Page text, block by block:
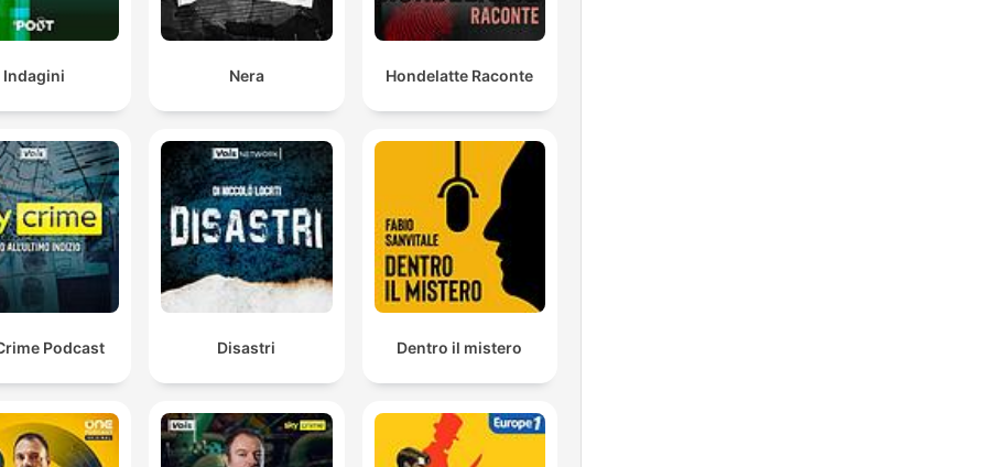
Indagini Nera Hondelatte Raconte
Podcast Disastri Dentro il mistero